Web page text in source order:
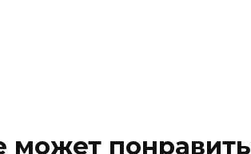
может